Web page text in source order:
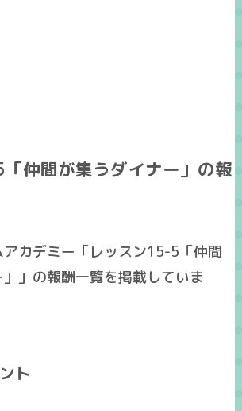
仲間が集うダイナー」の報
カデミー「レッスン15-5「仲間
」の報酬一覧を掲載していま
ト